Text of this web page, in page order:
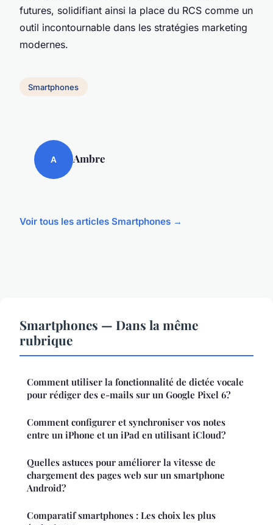
futures, solidifiant ainsi la place du RCS comme un
outil incontournable dans les stratégies marketing
modernes.
Smartphones
A Ambre
Voir tous les articles Smartphones →
Smartphones — Dans la même
rubrique
Comment utiliser la fonctionnalité de dictée vocale
pour rédiger des e-mails sur un Google Pixel 6?
Comment configurer et synchroniser vos notes
entre un iPhone et un iPad en utilisant iCloud?
Quelles astuces pour améliorer la vitesse de
chargement des pages web sur un smartphone
Android?
Comparatif smartphones : Les choix les plus